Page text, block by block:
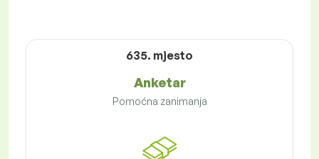
635. mjesto
Anketar
Pomoćna zanimanja